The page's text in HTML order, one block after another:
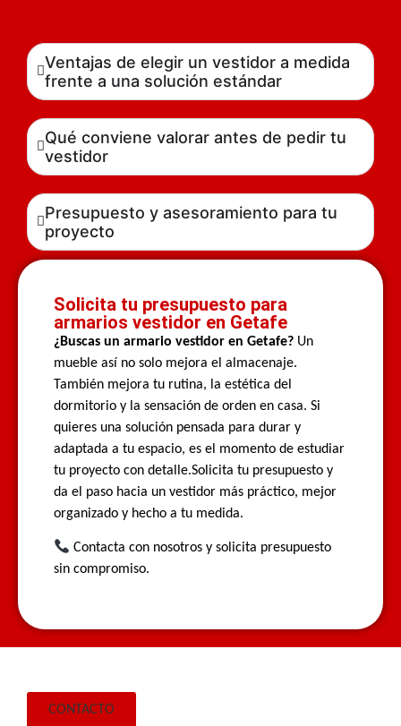
Ventajas de elegir un vestidor a medida
frente a una solución estándar
Qué conviene valorar antes de pedir tu
vestidor
Presupuesto y asesoramiento para tu
proyecto
Solicita tu presupuesto para
armarios vestidor en Getafe
¿Buscas un armario vestidor en Getafe? Un
mueble así no solo mejora el almacenaje.
También mejora tu rutina, la estética del
dormitorio y la sensación de orden en casa. Si
quieres una solución pensada para durar y
adaptada a tu espacio, es el momento de estudiar
tu proyecto con detalle.Solicita tu presupuesto y
da el paso hacia un vestidor más práctico, mejor
organizado y hecho a tu medida.
Contacta con nosotros y solicita presupuesto
sin compromiso.
CONTACTO